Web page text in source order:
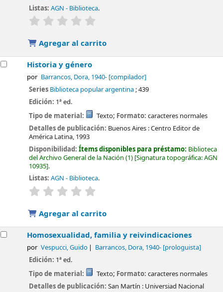
Listas: AGN - Biblioteca.
valoración
Agregar al carrito
Historia y género
por Barrancos, Dora, 1940-[compilador]
Series Biblioteca popular argentina; 439
Edición: 1ª ed.
Tipo de material:
Texto; Formato: caracteres normales
Detalles de publicación: Buenos Aires :Centro Editor de
América Latina, 1993
Disponibilidad:Ítems disponibles para préstamo: Biblioteca
del Archivo General de la Nación (1) Signatura topográfica:AGN
10935 .
Listas: AGN - Biblioteca.
valoración
Agregar al carrito
Homosexualidad, familia y reivindicaciones
por Vespucci, Guido Barrancos, Dora, 1940-[prologuista]
Edición: 1ª ed.
Tipo de material:
Texto; Formato: caracteres normales
Detalles de publicación:San Martín : Universiad Nacional